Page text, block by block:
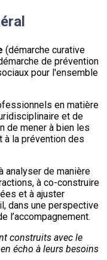
(démarche curative
de prévention
pour l'ensemble
en matière
et de
de mener à bien les
la prévention des
analyser de manière
à co-construire
et à ajuster
dans une perspective
l’accompagnement.
construits avec le
écho à leurs besoins